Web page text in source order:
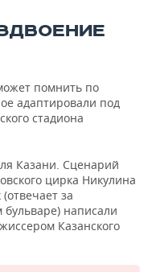
помнить по
адаптировали под
стадиона
Казани. Сценарий
цирка Никулина
за
написали
Казанского